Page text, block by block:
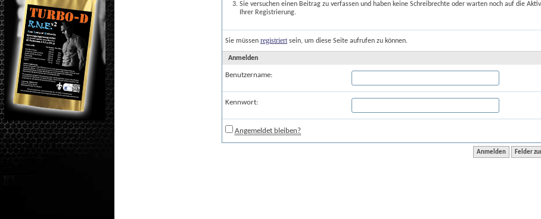
Sie versuchen einen Beitrag zu verfassen und haben keine Schreibrechte oder warten noch auf die
Ihrer Registrierung.
Sie müssen registriert sein, um diese Seite aufrufen zu können.
Anmelden
Benutzername:
Kennwort:
Angemeldet bleiben?